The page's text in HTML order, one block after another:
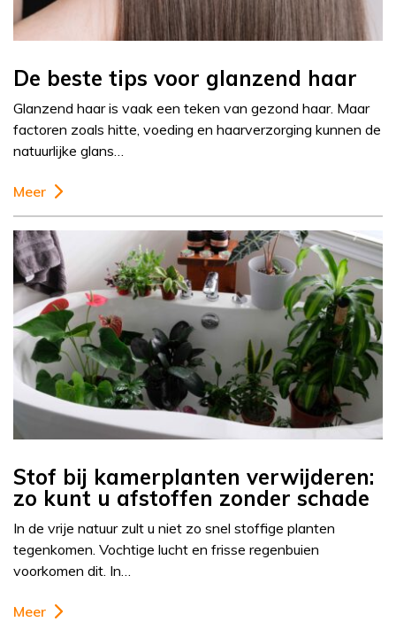
De beste tips voor glanzend haar
Glanzend haar is vaak een teken van gezond haar. Maar
factoren zoals hitte, voeding en haarverzorging kunnen de
natuurlijke glans…
Meer
Stof bij kamerplanten verwijderen:
zo kunt u afstoffen zonder schade
In de vrije natuur zult u niet zo snel stoffige planten
tegenkomen. Vochtige lucht en frisse regenbuien
voorkomen dit. In…
Meer